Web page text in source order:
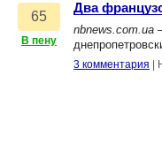
65
В пену
Два
nbnews.com.ua
3 комментария